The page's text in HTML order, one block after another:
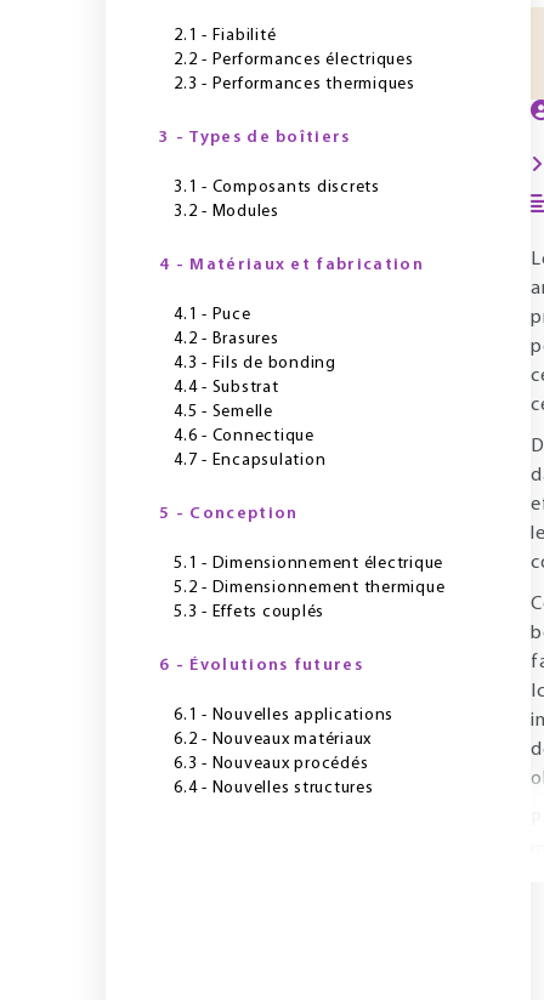
2.1 - Fiabilité
2.2 - Performances électriques
2.3 - Performances thermiques
3 - Types de boîtiers
3.1 - Composants discrets
3.2 - Modules
4 - Matériaux et fabrication
4.1 - Puce
4.2 - Brasures
4.3 - Fils de bonding
4.4 - Substrat
4.5 - Semelle
4.6 - Connectique
4.7 - Encapsulation
5 - Conception
5.1 - Dimensionnement électrique
5.2 - Dimensionnement thermique
5.3 - Effets couplés
6 - Évolutions futures
6.1 - Nouvelles applications
6.2 - Nouveaux matériaux
6.3 - Nouveaux procédés
6.4 - Nouvelles structures